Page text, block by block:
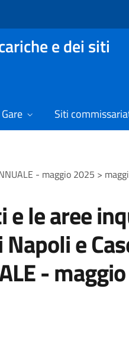
e dei siti
Gare Siti
- maggio 2025 >
e le aree
e
-